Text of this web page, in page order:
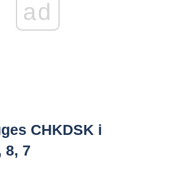
ad
CHKDSK i
8, 7